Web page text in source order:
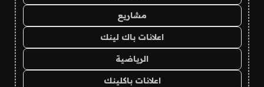
مشاريع
اعلانات باك لينك
الرياضية
اعلانات باكلينك